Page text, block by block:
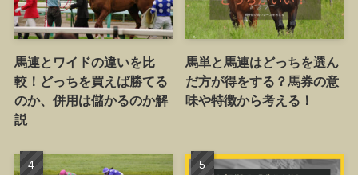
馬連とワイドの違いを比
較！どっちを買えば勝てる
のか、併用は儲かるのか解
説
馬単と馬連はどっちを選ん
だ方が得をする？馬券の意
味や特徴から考える！